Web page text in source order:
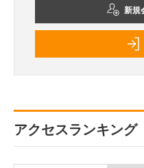
新規
アクセスランキング